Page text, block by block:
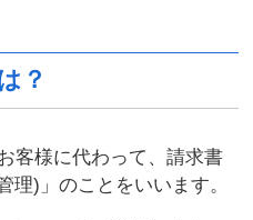
？
客様に代わって、請求書
理)」のことをいいます。